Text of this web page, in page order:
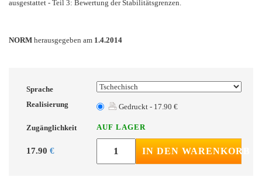
ausgestattet - Teil 3: Bewertung der Stabilitätsgrenzen.
NORM herausgegeben am 1.4.2014
Sprache
Realisierung
Gedruckt - 17.90 €
Zugänglichkeit AUF LAGER
17.90 € IN DEN WARENKORB